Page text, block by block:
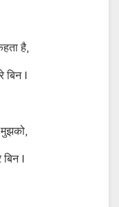
है,
बिन l
मुझको,
बिन l